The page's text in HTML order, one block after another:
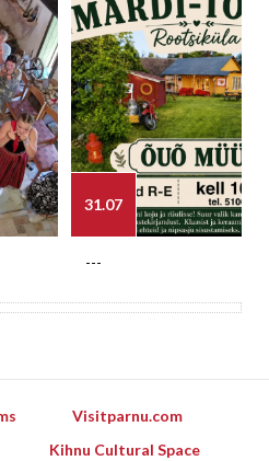
31.07
---
Visitparnu.com
Kihnu Cultural Space